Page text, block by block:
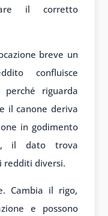
il corretto
breve un
confluisce
riguarda
il canone deriva
in godimento
il dato trova
redditi diversi.
Cambia il rigo,
e possono